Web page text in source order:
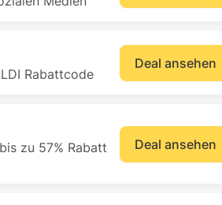
Rabattcode
Deal ansehen
zu 57% Rabatt
Deal ansehen